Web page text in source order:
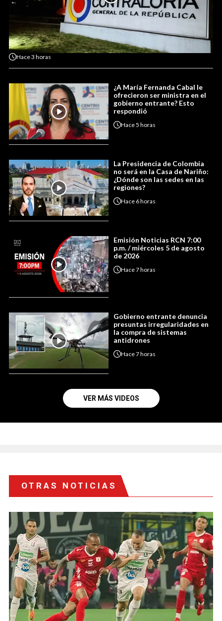
Hace3 horas
¿A María Fernanda Cabal le
ofrecieron ser ministra en el
gobierno entrante? Esto
respondió
Hace5 horas
La Presidencia de Colombia
no será en la Casa de Nariño:
¿Dónde son las sedes en las
regiones?
Hace 6 horas
Emisión Noticias RCN 7:00
p.m. / miércoles 5 de agosto
de 2026
Hace7 horas
Gobierno entrante denuncia
presuntas irregularidades en
la compra de sistemas
antidrones
Hace7 horas
VER MÁS VIDEOS
OTRAS NOTICIAS